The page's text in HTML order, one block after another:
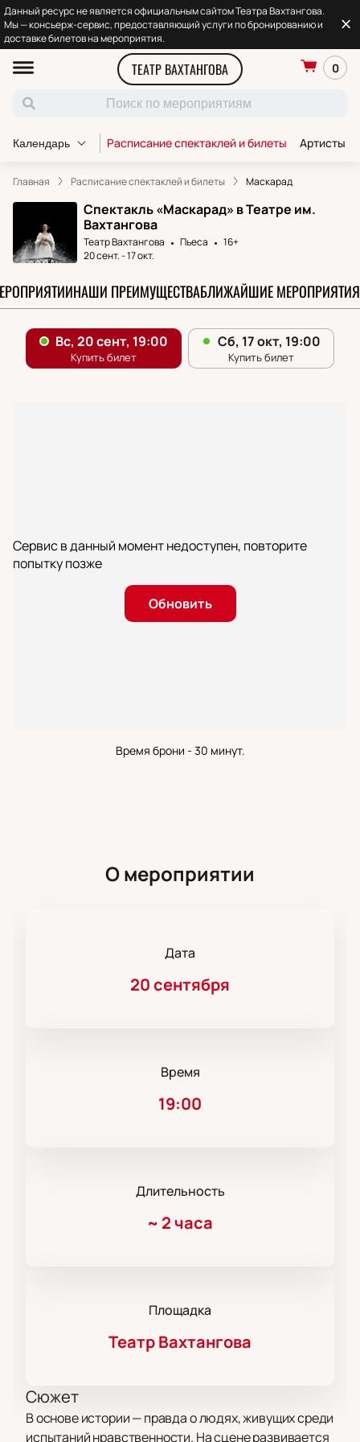
Данный ресурс не является официальным сайтом Театра Вахтангова.
Мы — консьерж-сервис, предоставляющий услуги по бронированию и
доставке билетов на мероприятия.
ТЕАТР ВАХТАНГОВА 0
Календарь Расписание спектаклей и билеты Артисты
Главная Расписание спектаклей и билеты Маскарад
Спектакль «Маскарад» в Театре им.
Вахтангова
Театр Вахтангова Пьеса
16+
20 сент.-17 окт.
НАШИ ПРЕИМУЩЕСТВАБЛИЖАЙШИЕ МЕРОПРИЯТИЯ
Сервис в данный момент недоступен, повторите
попытку позже
Обновить
Время брони - 30 минут.
О мероприятии
Дата
20 сентября
Время
19:00
Длительность
~ 2 часа
Площадка
Театр Вахтангова
Сюжет
В основе истории — правда о людях, живущих среди
испытаний нравственности. На сцене развивается